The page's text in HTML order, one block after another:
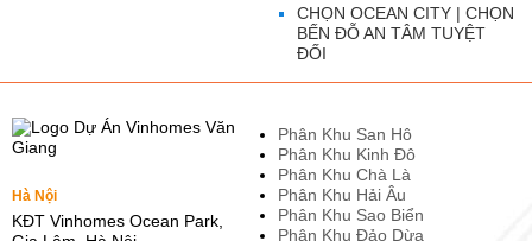
CHỌN OCEAN CITY | CHỌN
BẾN ĐỖ AN TÂM TUYỆT
ĐỐI
Hà Nội
KĐT Vinhomes Ocean Park,
Phân Khu San Hô
Phân Khu Kinh Đô
Phân Khu Chà Là
Phân Khu Hải Âu
Phân Khu Sao Biển
Phân Khu Đảo Dừa